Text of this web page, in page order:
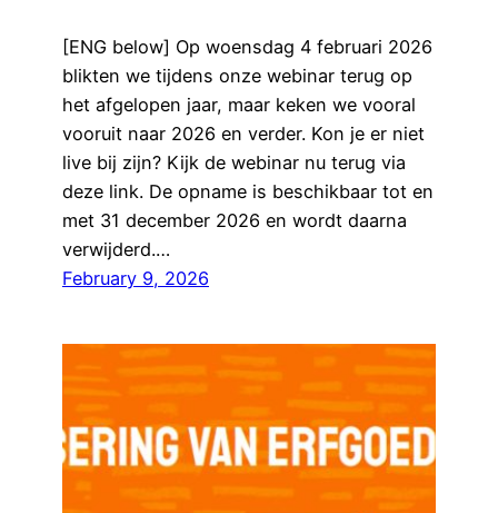
[ENG below] Op woensdag 4 februari 2026
blikten we tijdens onze webinar terug op
het afgelopen jaar, maar keken we vooral
vooruit naar 2026 en verder. Kon je er niet
live bij zijn? Kijk de webinar nu terug via
deze link. De opname is beschikbaar tot en
met 31 december 2026 en wordt daarna
verwijderd.…
February 9, 2026